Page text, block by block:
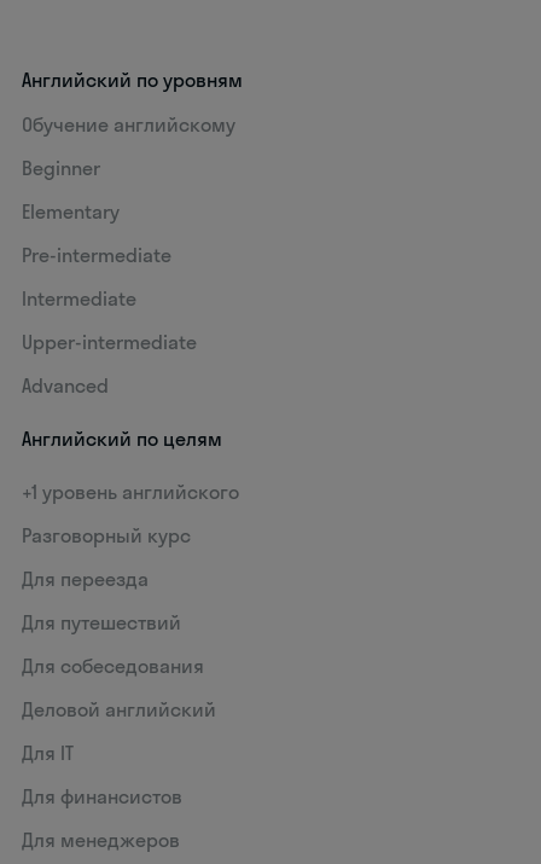
Английский по уровням
Обучение английскому
Beginner
Elementary
Pre-intermediate
Intermediate
Upper-intermediate
Advanced
Английский по целям
+1 уровень английского
Разговорный курс
Для переезда
Для путешествий
Для собеседования
Деловой английский
Для IT
Для финансистов
Для менеджеров